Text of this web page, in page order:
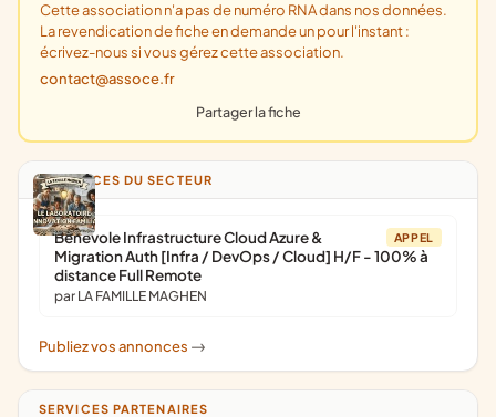
Cette association n'a pas de numéro RNA dans nos données.
La revendication de fiche en demande un pour l'instant :
écrivez-nous si vous gérez cette association.
contact@assoce.fr
Partager la fiche
ANNONCES DU SECTEUR
APPEL
Bénévole Infrastructure Cloud Azure &
Migration Auth [Infra / DevOps / Cloud] H/F - 100% à
distance Full Remote
par LA FAMILLE MAGHEN
Publiez vos annonces ->
SERVICES PARTENAIRES